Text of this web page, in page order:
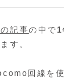
記事の中で 1
す。
回線を